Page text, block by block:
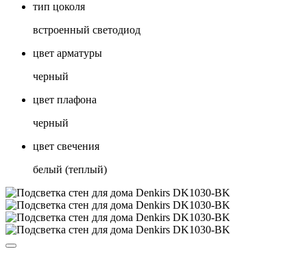
тип цоколя
встроенный светодиод
цвет арматуры
черный
цвет плафона
черный
цвет свечения
белый (теплый)